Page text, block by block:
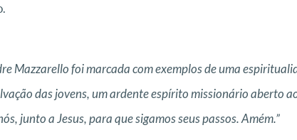
Mazzarello foi marcada com exemplos de uma
das jovens, um ardente espírito missionário aberto
junto a Jesus, para que sigamos seus passos. Amém.”